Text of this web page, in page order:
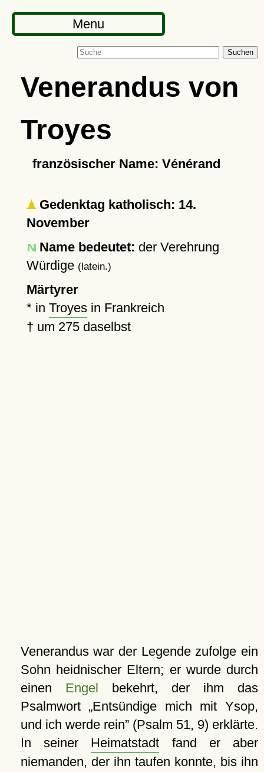
Menu
Suchen
Venerandus von
Troyes
französischer Name: Vénérand
Gedenktag katholisch: 14.
November
Name bedeutet: der Verehrung
Würdige (latein.)
Märtyrer
* in Troyesin Frankreich
† um 275daselbst
Venerandus war der Legende zufolge ein
Sohn heidnischer Eltern; er wurde durch
einen Engel bekehrt, der ihm das
Psalmwort Entsündige mich mit Ysop,
und ich werde rein (Psalm 51, 9) erklärte.
In seiner Heimatstadt fand er aber
niemanden, der ihn taufen konnte, bis ihn